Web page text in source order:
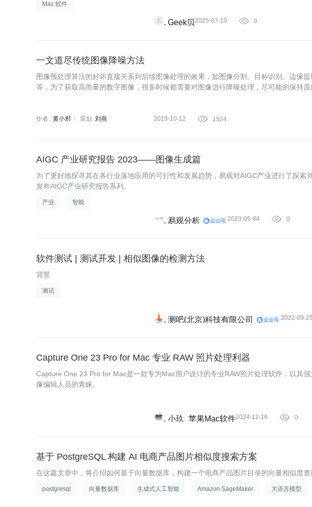
Mac 软件
Geek贝2025-07-10  0
一文道尽传统图像降噪方法
图像预处理算法的好坏直接关系到后续图像处理的效果，如图像分割、目标识别、边缘提
等，为了获取高质量的数字图像，很多时候都需要对图像进行降噪处理，尽可能的保持原
作者 : 黄小邪 策划: 刘燕 2019-10-12  1524
AIGC 产业研究报告 2023——图像生成篇
为了更好地探寻其在各行业落地应用的可行性和发展趋势，易观对AIGC产业进行了探索
发布AIGC产业研究报告系列。
产业 智能
易观分析 2023-05-04  0
软件测试 | 测试开发 | 相似图像的检测方法
背景
测试
测吧(北京)科技有限公司 2022-09-29
Capture One 23 Pro for Mac 专业 RAW 照片处理利器
Capture One 23 Pro for Mac是一款专为Mac用户设计的专业RAW照片处理软件，以其
像编辑人员的青睐。
小玖_苹果Mac软件2024-12-16  0
基于 PostgreSQL 构建 AI 电商产品图片相似度搜索方案
在这篇文章中，将介绍如何基于向量数据库，构建一个电商产品图片目录的向量相似度查
postgresql 向量数据库 生成式人工智能 Amazon SageMaker 大语言模型